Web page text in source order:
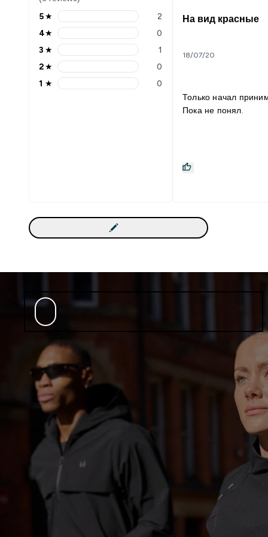
5★
2
4★
0
3 ★
1
2★
0
1 ★ 0
На вид красные
18/07/20
Только начал
Пока не понял.